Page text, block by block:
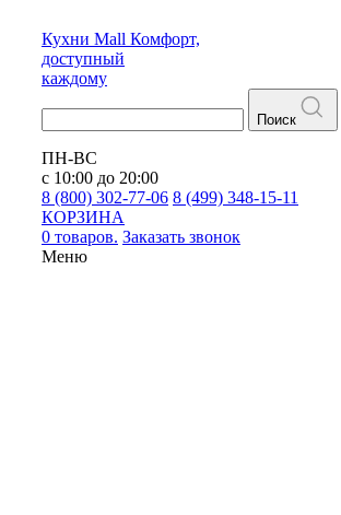
Кухни Mall Комфорт,
доступный
каждому
Поиск
ПН-ВС
с 10:00 до 20:00
8 (800) 302-77-06 8 (499) 348-15-11
КОРЗИНА
0 товаров. Заказать звонок
Меню